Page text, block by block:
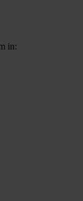
in: